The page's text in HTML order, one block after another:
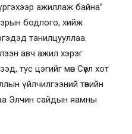
ажиллаж байна”
бодлого, хийж
танилцууллаа.
авч ажил хэрэг
тус цэгийг мөн Сөүл хот
үйлчилгээний төвийн
Элчин сайдын яамны